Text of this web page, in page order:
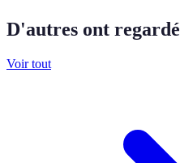
D'autres ont regardé
Voir tout